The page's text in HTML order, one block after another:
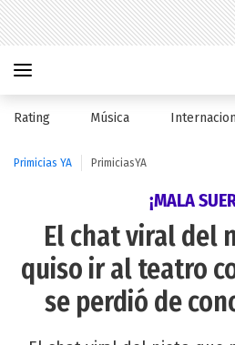
Rating Música
Primicias YA PrimiciasYA
¡MALA
El chat viral del
quiso ir al teatro
se perdió de